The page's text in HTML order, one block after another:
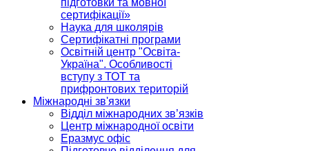
підготовки та мовної
сертифікації»
Наука для школярів
Сертифікатні програми
Освітній центр "Освіта-
Україна". Особливості
вступу з ТОТ та
прифронтових територій
Міжнародні зв'язки
Відділ міжнародних зв’язків
Центр міжнародної освіти
Еразмус офіс